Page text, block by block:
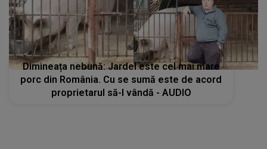
Dimineața nebună: Jardel este cel mai mare
porc din România. Cu se sumă este de acord
proprietarul să-l vândă - AUDIO